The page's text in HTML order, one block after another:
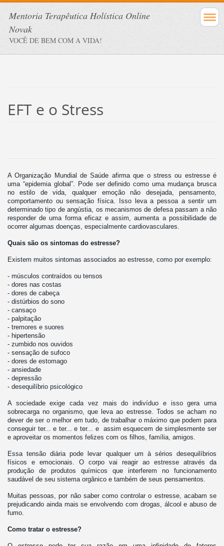
Mentoria Terapêutica Holística Online
Novak
VOCÊ DE BEM COM A VIDA!
EFT e o Stress
A Organização Mundial de Saúde afirma que o stress ou estresse é
uma “epidemia global”. Pode ser definido como uma mudança brusca
no estilo de vida, qualquer emoção não desejada, pensamento,
comportamento ou sensação física. Isso leva a pessoa a sentir um
determinado tipo de angústia, os mecanismos de defesa passam a não
responder de uma forma eficaz e assim, aumenta a possibilidade de
ocorrer algumas doenças, especialmente cardiovasculares.
Quais são os sintomas do estresse?
Existem muitos sintomas associados ao estresse, como por exemplo:
- músculos contraídos ou tensos
- dores nas costas
- dores de cabeça
- distúrbios do sono
- cansaço
- palpitação
- tremores e suores
- hipertensão
- zumbido nos ouvidos
- sensação de sufoco
- dores de estomago
- ansiedade
- depressão
- desequilíbrio psicológico
A sociedade exige cada vez mais do indivíduo e isso gera uma
sobrecarga no organismo, que leva ao estresse. Todos se acham no
dever de ser o melhor em tudo, de trabalhar o máximo que podem para
conseguir ter... e ter... e ter... e assim esquecem de simplesmente ser
e aproveitar os momentos felizes com os filhos, família, amigos.
Essa tensão diária pode levar qualquer um à sérios desequilíbrios
físicos e emocionais. O corpo vai reagir ao estresse através da
produção de produtos químicos que interferem no funcionamento
saudável de seu sistema orgânico e também de seus pensamentos.
Muitas pessoas, por não saber como controlar o estresse, acabam se
prejudicando ainda mais se envolvendo com drogas, álcool e abuso de
fumo.
Como tratar o estresse?